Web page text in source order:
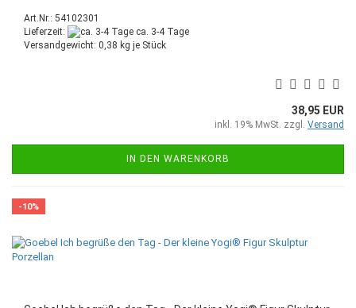
Art.Nr.: 54102301
Lieferzeit:
ca. 3-4 Tage
Versandgewicht: 0,38 kg je Stück
38,95 EUR
inkl. 19% MwSt. zzgl. Versand
IN DEN WARENKORB
-10%